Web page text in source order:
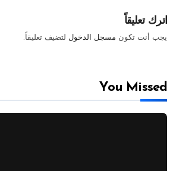
اترك تعليقاً
يجب أنت تكون مسجل الدخول لتضيف تعليقاً.
You Missed